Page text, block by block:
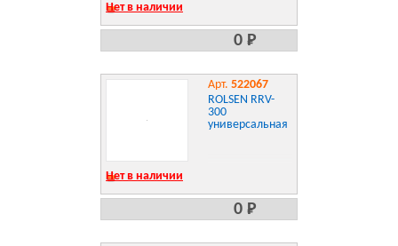
Нет в наличии
0 Р
Арт. 522067
ROLSEN RRV-
300
универсальная
Нет в наличии
0 Р